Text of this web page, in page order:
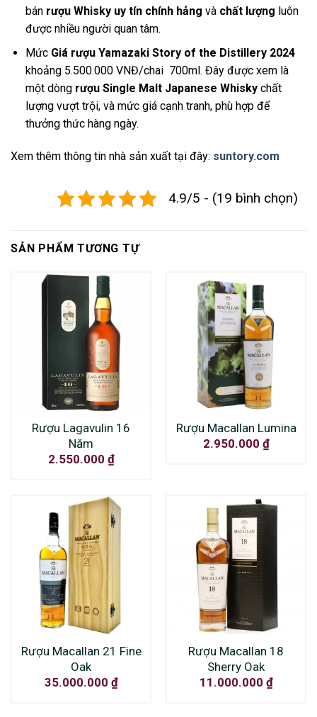
bán rượu Whisky uy tín chính hảng và chất lượng luôn
được nhiều người quan tâm.
Mức Giá rượu Yamazaki Story of the Distillery 2024
khoảng 5.500.000 VNĐ/chai 700ml. Đây được xem là
một dòng rượu Single Malt Japanese Whiskychất
lượng vượt trội, và mức giá cạnh tranh, phù hợp để
thưởng thức hàng ngày.
Xem thêm thông tin nhà sản xuất tại đây: suntory.com
4.9/5 - (19 bình chọn)
SẢN PHẨM TƯƠNG TỰ
Rượu Lagavulin 16
Năm
2.550.000 ₫
Rượu Macallan Lumina
2.950.000 ₫
Rượu Macallan 21 Fine
Oak
35.000.000 ₫
Rượu Macallan 18
Sherry Oak
11.000.000 ₫